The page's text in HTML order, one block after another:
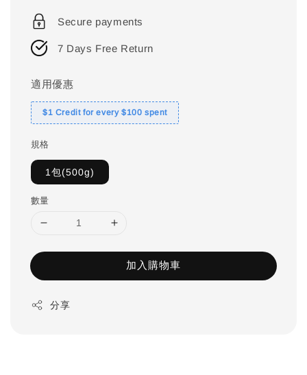
price
Secure payments
7 Days Free Return
適用優惠
$1 Credit for every $100 spent
規格
1包(500g)
數量
加入購物車
分享